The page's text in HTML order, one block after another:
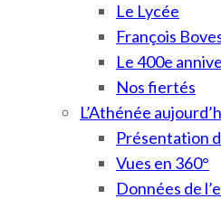
Le Lycée
François
Le 400e
Nos fiertés
L’Athénée
Présentation
Vues en 360°
Données de